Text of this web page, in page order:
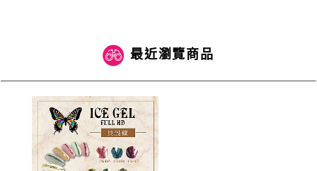
最近瀏覽商品